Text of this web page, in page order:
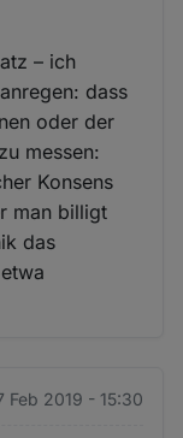
– ich
dass
oder der
messen:
Konsens
man billigt
das
Feb 2019 - 15:30